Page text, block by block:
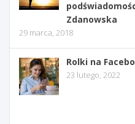
Zdanowska
29 marca, 2018
Rolki na
23 lutego, 2022